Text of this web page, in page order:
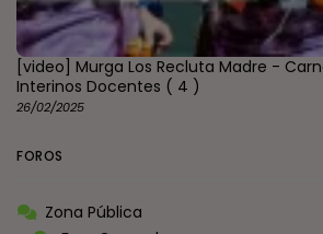
[video] Murga Los Recluta Madre -
Interinos Docentes ( 4 )
26/02/2025
FOROS
Zona Pública